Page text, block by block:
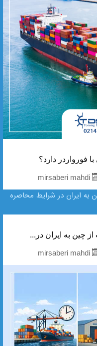
فورواردر دارد؟
چین به ایران در...